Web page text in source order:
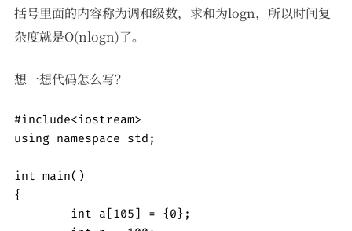
括号里面的内容称为调和级数，求和为logn，所以时间复
杂度就是O(nlogn)了。
想一想代码怎么写？
#include<iostream>
using namespace std;
int main()
{